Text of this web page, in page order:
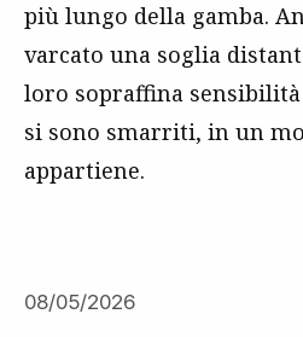
più lungo della gamba.
varcato una soglia
loro sopraffina
si sono smarriti, in un
appartiene.
08/05/2026